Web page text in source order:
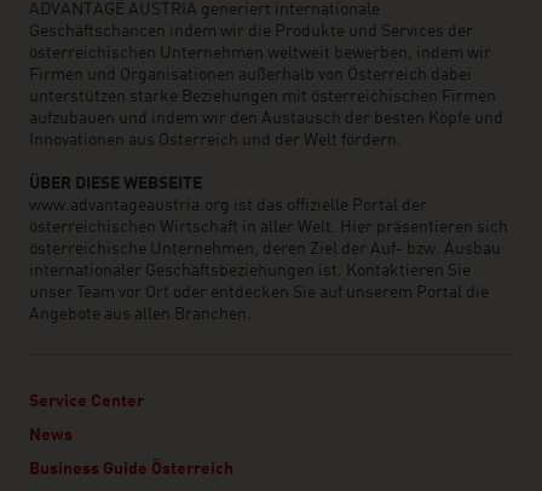
ADVANTAGE AUSTRIA generiert internationale
Geschäftschancen indem wir die Produkte und Services der
österreichischen Unternehmen weltweit bewerben, indem wir
Firmen und Organisationen außerhalb von Österreich dabei
unterstützen starke Beziehungen mit österreichischen Firmen
aufzubauen und indem wir den Austausch der besten Köpfe und
Innovationen aus Österreich und der Welt fördern.
ÜBER DIESE WEBSEITE
www.advantageaustria.org ist das offizielle Portal der
österreichischen Wirtschaft in aller Welt. Hier präsentieren sich
österreichische Unternehmen, deren Ziel der Auf- bzw. Ausbau
internationaler Geschäftsbeziehungen ist. Kontaktieren Sie
unser Team vor Ort oder entdecken Sie auf unserem Portal die
Angebote aus allen Branchen.
Service Center
News
Business Guide Österreich